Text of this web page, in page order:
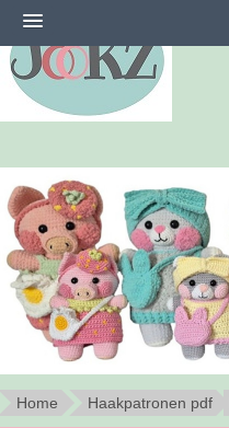
Home Haakpatronen pdf